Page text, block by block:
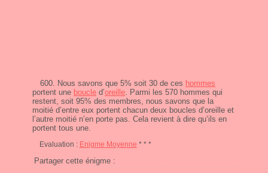
600. Nous savons que 5% soit 30 de ces hommes
portent une boucle d’oreille . Parmi les 570 hommes qui
restent, soit 95% des membres, nous savons que la
moitié d’entre eux portent chacun deux boucles d’oreille et
l’autre moitié n’en porte pas. Cela revient à dire qu’ils en
portent tous une.
Evaluation : Enigme Moyenne * * *
Partager cette énigme :